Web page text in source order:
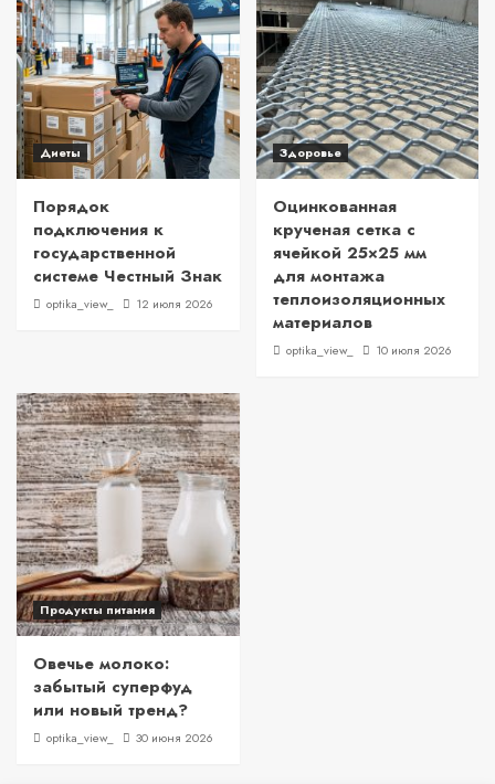
Диеты
Порядок
подключения к
государственной
системе Честный Знак
optika_view_ 12 июля 2026
Здоровье
Оцинкованная
крученая сетка с
ячейкой 25×25 мм
для монтажа
теплоизоляционных
материалов
optika_view_ 10 июля 2026
Продукты питания
Овечье молоко:
забытый суперфуд
или новый тренд?
optika_view_ 30 июня 2026